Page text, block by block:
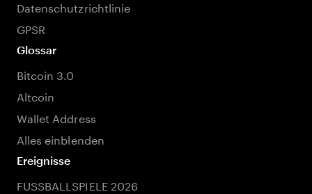
Datenschutzrichtlinie
GPSR
Glossar
Bitcoin 3.0
Altcoin
Wallet Address
Alles einblenden
Ereignisse
FUSSBALLSPIELE 2026